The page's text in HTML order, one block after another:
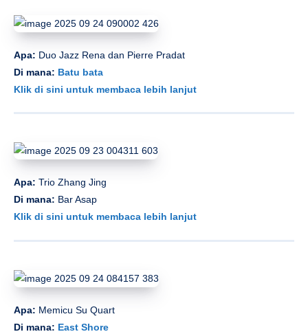
Apa: Duo Jazz Rena dan Pierre Pradat
Di mana: Batu bata
Klik di sini untuk membaca lebih lanjut
Apa: Trio Zhang Jing
Di mana: Bar Asap
Klik di sini untuk membaca lebih lanjut
Apa: Memicu Su Quart
Di mana: East Shore